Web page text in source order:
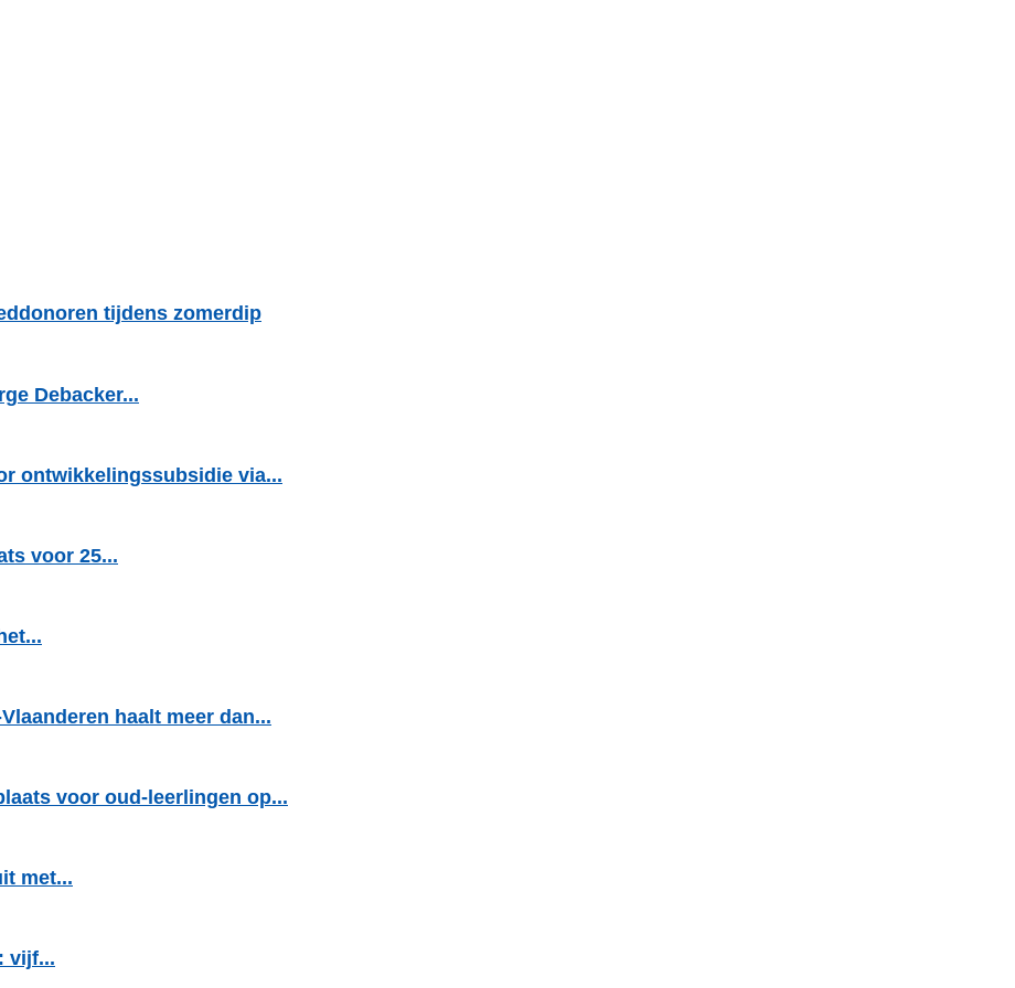
tijdens zomerdip
Debacker...
ontwikkelingssubsidie via...
voor 25...
haalt meer dan...
voor oud-leerlingen op...
met...
vijf...